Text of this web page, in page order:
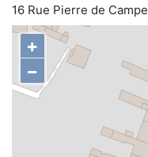
16 Rue Pierre de
+
−